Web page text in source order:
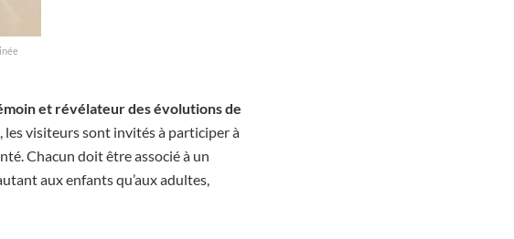
et révélateur des évolutions de
les visiteurs sont invités à participer à
Chacun doit être associé à un
aux enfants qu’aux adultes,